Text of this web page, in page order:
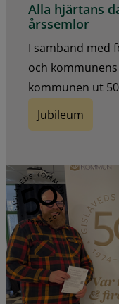
Alla hjärtans
årssemlor
I samband med
och
kommunen ut
Jubileum